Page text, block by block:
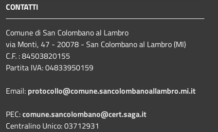
CONTATTI
Comune di San Colombano al Lambro
via Monti, 47 - 20078 - San Colombano al Lambro (MI)
C.F. : 84503820155
Partita IVA: 04833950159
Email: protocollo@comune.sancolombanoallambro.mi.it
PEC:comune.sancolombano@cert.saga.it
Centralino Unico: 03712931